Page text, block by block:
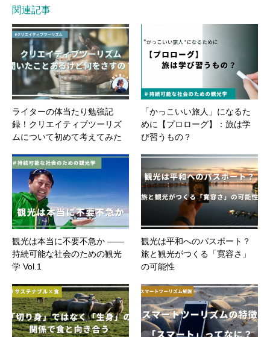
関連記事
ライターの体当たり勉強記
録！クリエイティブツーリズ
ムについて初めて考えてみた
「かっこいい旅人」になるた
めに【プロローグ】：旅は学
び習うもの？
観光は本当に不要不急か ――
持続可能な社会のための観光
学 Vol.1
観光は平和へのパスポート？
旅と観光がつくる「寛容さ」
の可能性